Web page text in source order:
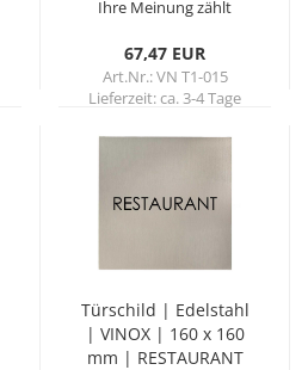
Ihre Meinung zählt
67,47 EUR
Art.Nr.: VN T1-015
Lieferzeit:ca. 3-4 Tage
Tür­schild | Edel­stahl
| VINOX | 160 x 160
mm | RE­STAU­RANT